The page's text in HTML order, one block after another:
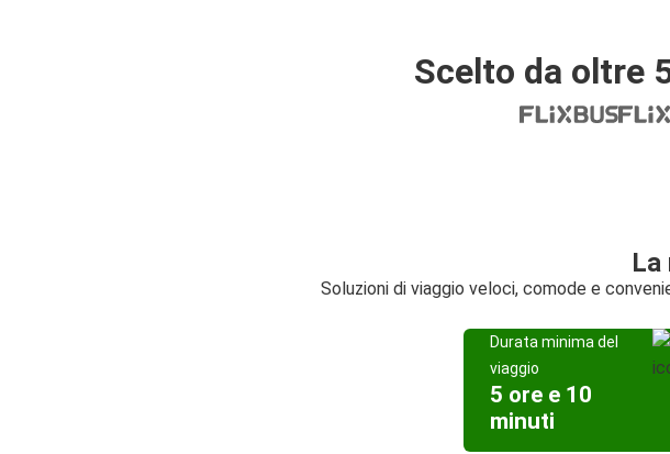
Scelto da oltre
Soluzioni di viaggio veloci, comode e
Durata minima del
viaggio
5 ore e 10
minuti